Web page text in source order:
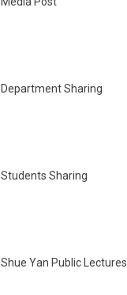
Department Sharing
Students Sharing
Shue Yan Public Lectures